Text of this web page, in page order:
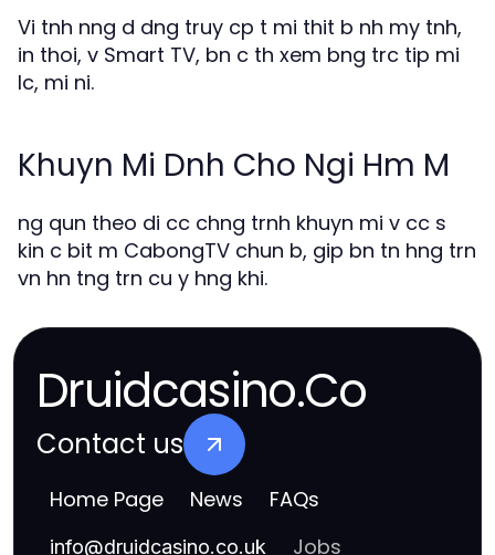
Vi tnh nng d dng truy cp t mi thit b nh my tnh,
in thoi, v Smart TV, bn c th xem bng trc tip mi
lc, mi ni.
Khuyn Mi Dnh Cho Ngi Hm M
ng qun theo di cc chng trnh khuyn mi v cc s
kin c bit m CabongTV chun b, gip bn tn hng trn
vn hn tng trn cu y hng khi.
Druidcasino.Co
Contact us
Home Page News FAQs
info@druidcasino.co.uk Jobs